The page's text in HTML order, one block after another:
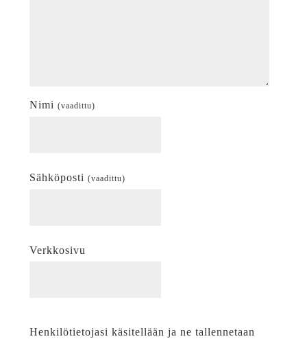
Nimi (vaadittu)
Sähköposti (vaadittu)
Verkkosivu
Henkilötietojasi käsitellään ja ne tallennetaan